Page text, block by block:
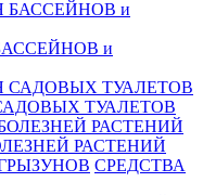
и
ТУАЛЕТОВ
РАСТЕНИЙ
СРЕДСТВА